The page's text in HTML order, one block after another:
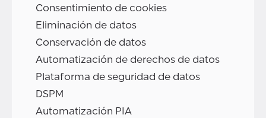
Consentimiento de cookies
Eliminación de datos
Conservación de datos
Automatización de derechos de datos
Plataforma de seguridad de datos
DSPM
Automatización PIA